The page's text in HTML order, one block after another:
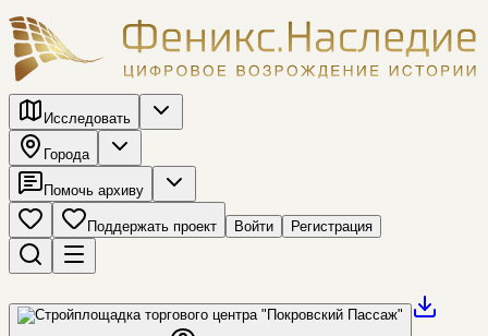
Исследовать
Города
Помочь архиву
Поддержать проект Войти Регистрация